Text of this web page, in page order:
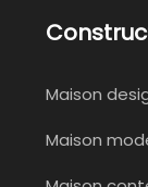
Maison
Maison